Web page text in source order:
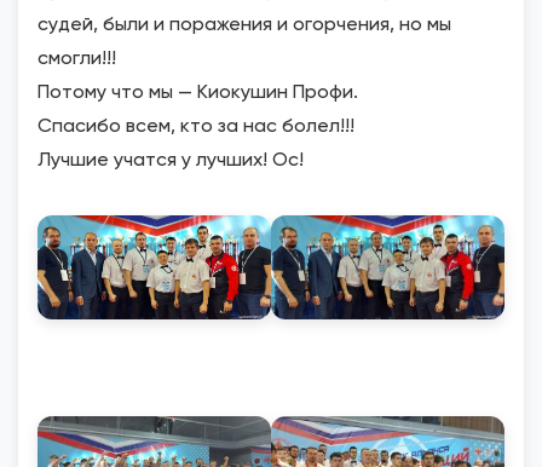
судей, были и поражения и огорчения, но мы
смогли!!!
Потому что мы — Киокушин Профи.
Спасибо всем, кто за нас болел!!!
Лучшие учатся у лучших! Ос!